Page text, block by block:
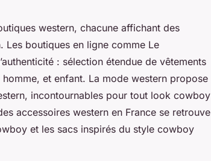
western, chacune affichant des
Les boutiques en ligne comme Le
: sélection étendue de vêtements
et enfant. La mode western propose
incontournables pour tout look cowboy
accessoires western en France se retrouve
et les sacs inspirés du style cowboy